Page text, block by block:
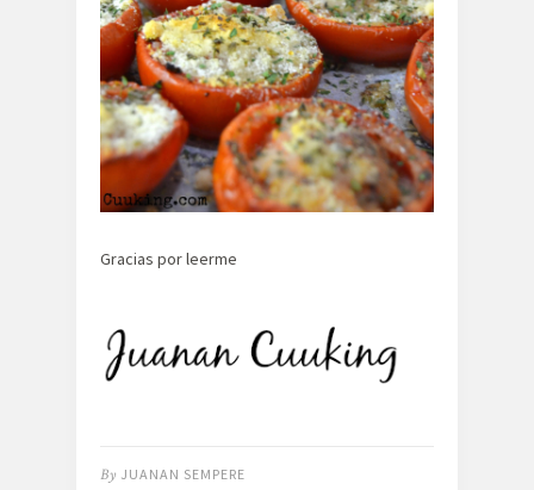
Gracias por leerme
By JUANAN SEMPERE